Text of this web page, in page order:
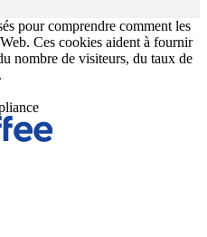
pour comprendre comment les
Ces cookies aident à fournir
nombre de visiteurs, du taux de